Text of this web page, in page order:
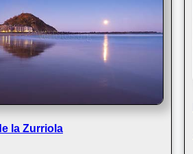
la Zurriola